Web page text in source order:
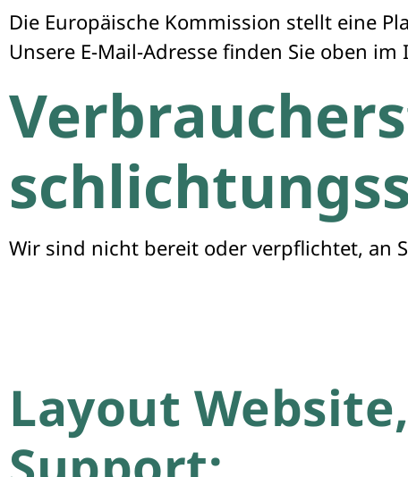
Die Europäische Kommission stellt eine
Unsere E-Mail-Adresse finden Sie oben
Wir sind nicht bereit oder verpflichtet, an
Layout